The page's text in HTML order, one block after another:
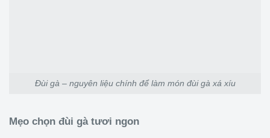
Đùi gà – nguyên liệu chính để làm món đùi gà xá xíu
Mẹo chọn đùi gà tươi ngon